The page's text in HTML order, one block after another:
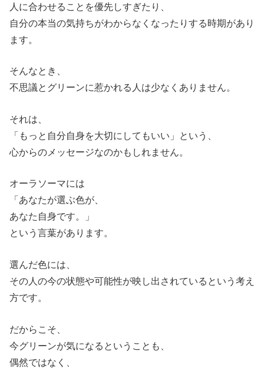
人に合わせることを優先しすぎたり、
自分の本当の気持ちがわからなくなったりする時期があり
ます。
そんなとき、
不思議とグリーンに惹かれる人は少なくありません。
それは、
「もっと自分自身を大切にしてもいい」という、
心からのメッセージなのかもしれません。
オーラソーマには
「あなたが選ぶ色が、
あなた自身です。」
という言葉があります。
選んだ色には、
その人の今の状態や可能性が映し出されているという考え
方です。
だからこそ、
今グリーンが気になるということも、
偶然ではなく、